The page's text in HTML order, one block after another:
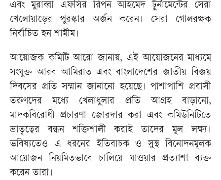
এবং মুরাব্বা এফসির রিপন আহমেদ টুর্নামেন্টের সেরা
খেলোয়াড়ের পুরস্কার অর্জন করেন। সেরা গোলরক্ষক
নির্বাচিত হন শামীম।
আয়োজক কমিটি আরো জানায়, এই আয়োজনের মাধ্যমে
সংযুক্ত আরব আমিরাত এবং বাংলাদেশের জাতীয় বিজয়
দিবসের প্রতি সম্মান জানানো হয়েছে। পাশাপাশি প্রবাসী
তরুণদের মধ্যে খেলাধুলার প্রতি আগ্রহ বাড়ানো,
মাদকবিরোধী প্রচারণা জোরদার করা এবং কমিউনিটিতে
ভ্রাতৃত্বের বন্ধন শক্তিশালী করাই তাদের মূল লক্ষ্য।
ভবিষ্যতেও এ ধরনের ইতিবাচক ও সুস্থ বিনোদনমূলক
আয়োজন নিয়মিতভাবে চালিয়ে যাওয়ার প্রত্যাশা ব্যক্ত
করেন তারা।